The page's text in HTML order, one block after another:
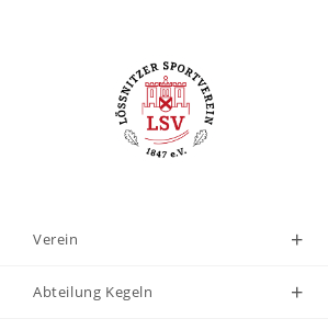
Verein
Abteilung Kegeln